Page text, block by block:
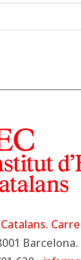
.
Barcelona.